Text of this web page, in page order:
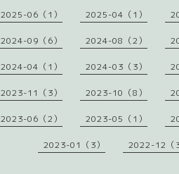
2025-06（1） 2025-04（1）
2024-09（6） 2024-08（2）
2024-04（1） 2024-03（3）
2023-11（3） 2023-10（8）
2023-06（2） 2023-05（1）
2023-01（3） 2022-12（3